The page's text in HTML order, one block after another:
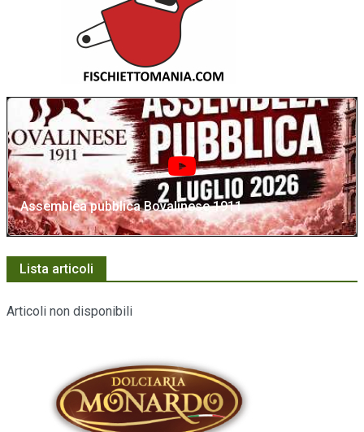
Assemblea pubblica Bovalinese 1911
Lista articoli
Articoli non disponibili